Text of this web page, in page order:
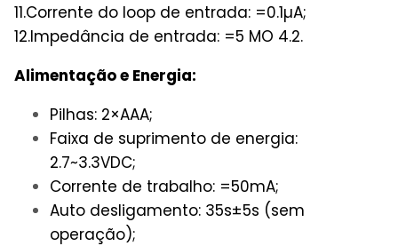
11.Corrente do loop de entrada: =0.1µA;
12.Impedância de entrada: =5 MO 4.2.
Alimentação e Energia:
Pilhas: 2×AAA;
Faixa de suprimento de energia:
2.7~3.3VDC;
Corrente de trabalho: =50mA;
Auto desligamento: 35s±5s (sem
operação);